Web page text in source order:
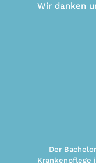
Wir danken
Der
Krankenpflege